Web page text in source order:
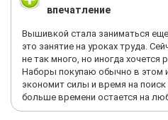
впечатление
Вышивкой стала заниматься
это занятие на уроках труда.
не так много, но иногда
Наборы покупаю обычно в этом
экономит силы и время на поиск
больше времени остается на